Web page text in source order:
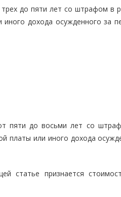
до пяти лет со штрафом в
дохода осужденного за
пяти до восьми лет со
платы или иного дохода
статье признается